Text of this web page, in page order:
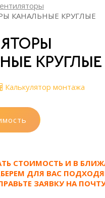
КАНАЛЬНЫЕ КРУГЛЫЕ
КРУГЛЫЕ
Калькулятор монтажа
СТОИМОСТЬ И В
ДЛЯ ВАС
ЗАЯВКУ НА